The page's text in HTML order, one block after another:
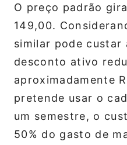
O preço padrão
149,00.
similar pode custar
desconto ativo
aproximadamente
pretende usar o
um semestre, o
50% do gasto de